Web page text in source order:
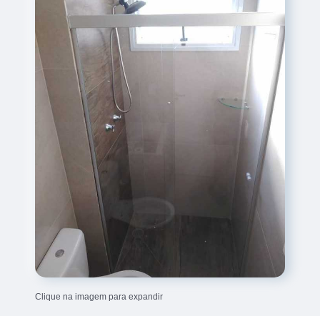
Clique na imagem para expandir